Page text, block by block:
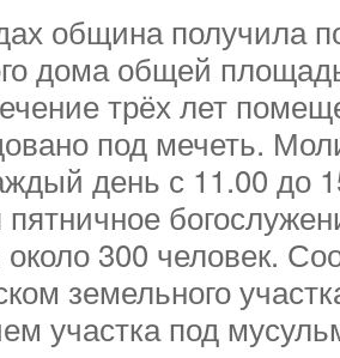
община получила
дома общей
трёх лет
под мечеть.
день с 11.00 до
около 300 человек.
земельного
участка под